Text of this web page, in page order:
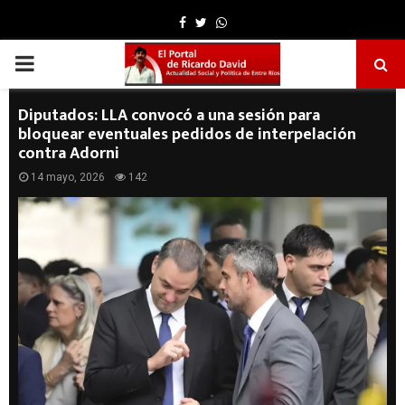
Facebook
TwitterWhatsapp
PRIMARY
MENU
Diputados: LLA convocó a una sesión para
bloquear eventuales pedidos de interpelación
contra Adorni
14 mayo, 2026 142